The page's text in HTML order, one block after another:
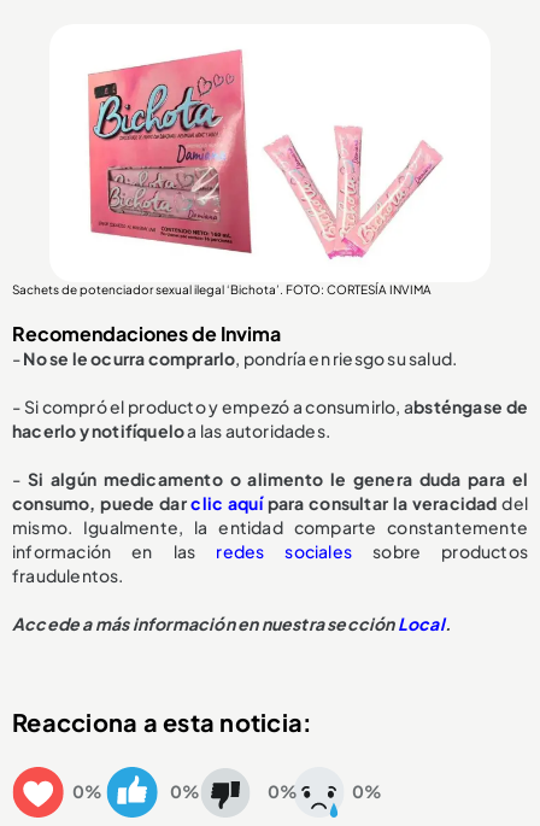
Sachets de potenciador sexual ilegal ‘Bichota’. FOTO: CORTESÍA INVIMA
Recomendaciones de Invima
-No se le ocurra comprarlo, pondría en riesgo su salud.
- Si compró el producto y empezó a consumirlo, absténgase de
hacerlo y notifíqueloa las autoridades.
- Si algún medicamento o alimento le genera duda para el
consumo, puede darclic aquípara consultar la veracidad del
mismo. Igualmente, la entidad comparte constantemente
información en las redes sociales sobre productos
fraudulentos.
Accede a más información en nuestra secciónLocal.
Reacciona a esta noticia:
0% 0% 0% 0%